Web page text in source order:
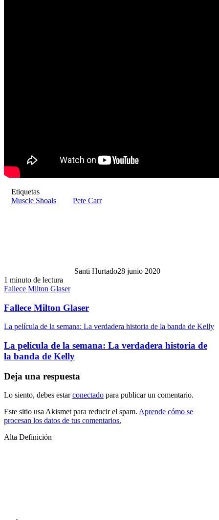
Etiquetas
Muscle Shoals
Pete Carr
Santi Hurtado28 junio 2020
1 minuto de lectura
Fallece Milton Glaser
Fallece Milton Glaser
La película de la semana: La verdadera historia de la banda de Kelly
La película de la semana: La verdadera historia de
la banda de Kelly
Deja una respuesta
Lo siento, debes estarconectado para publicar un comentario.
Este sitio usa Akismet para reducir el spam. Aprende cómo se
procesan los datos de tus comentarios.
Alta Definición